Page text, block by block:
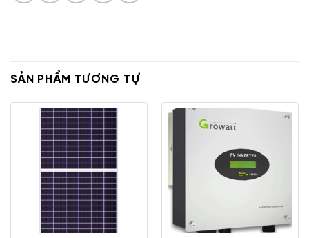
SẢN PHẨM TƯƠNG TỰ